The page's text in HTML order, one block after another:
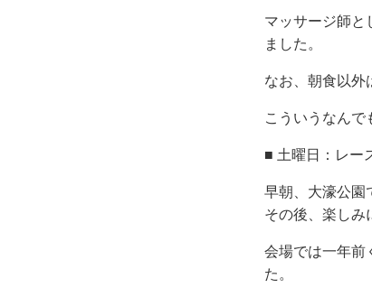
マッサージ師と
ました。
なお、朝食以外
こういうなんで
■ 土曜日：レー
早朝、大濠公園
その後、楽しみ
会場では一年前
た。